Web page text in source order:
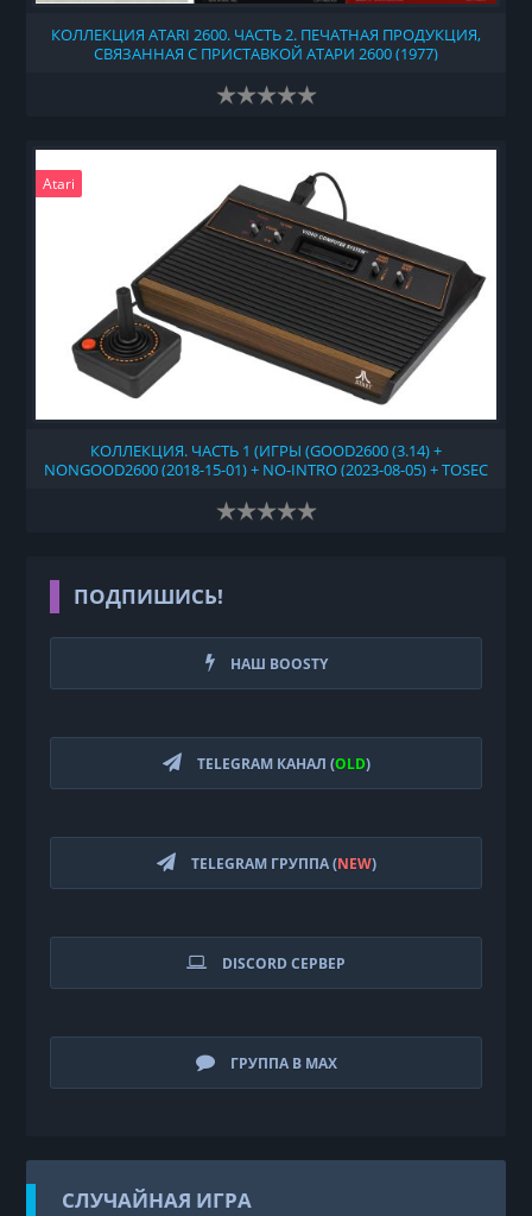
КОЛЛЕКЦИЯ ATARI 2600. ЧАСТЬ 2. ПЕЧАТНАЯ ПРОДУКЦИЯ,
СВЯЗАННАЯ С ПРИСТАВКОЙ АТАРИ 2600 (1977)
Atari
КОЛЛЕКЦИЯ. ЧАСТЬ 1 (ИГРЫ (GOOD2600 (3.14) +
NONGOOD2600 (2018-15-01) + NO-INTRO (2023-08-05) + TOSEC
ROM HUNTER'S 1977-1992 VCS ROMS COLLECTION V18)) (1977)
ПОДПИШИСЬ!
НАШ BOOSTY
TELEGRAM КАНАЛ (OLD)
TELEGRAM ГРУППА (NEW)
DISCORD СЕРВЕР
ГРУППА В MAX
СЛУЧАЙНАЯ ИГРА